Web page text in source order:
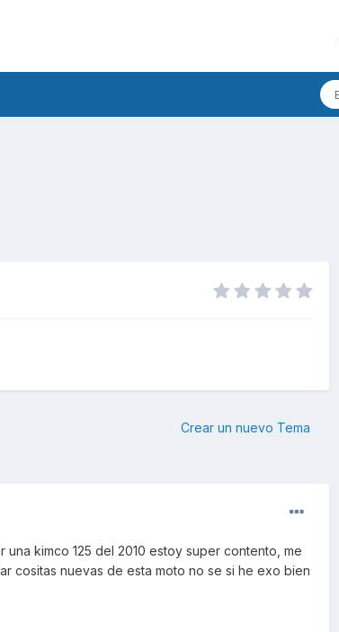
Crear un nuevo Tema
kimco 125 del 2010 estoy super contento, me
cositas nuevas de esta moto no se si he exo bien